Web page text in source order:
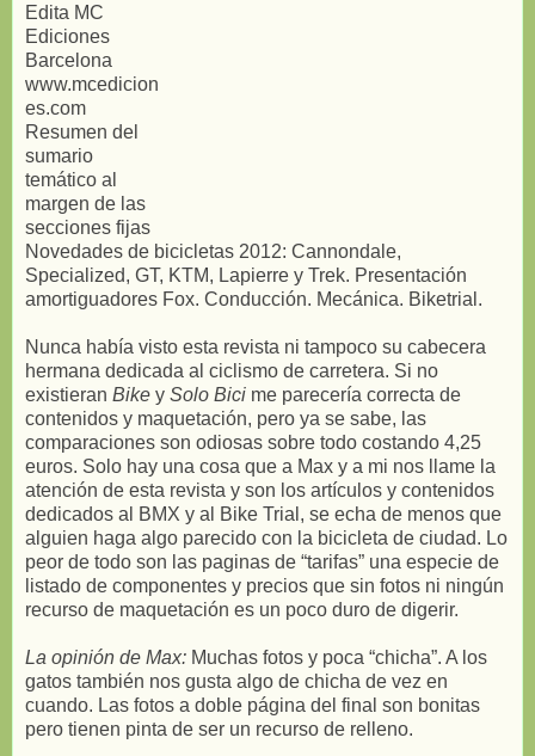
Edita MC
Ediciones
Barcelona
www.mcedicion
es.com
Resumen del
sumario
temático al
margen de las
secciones fijas
Novedades de bicicletas 2012: Cannondale,
Specialized, GT, KTM, Lapierre y Trek. Presentación
amortiguadores Fox. Conducción. Mecánica. Biketrial.
Nunca había visto esta revista ni tampoco su cabecera
hermana dedicada al ciclismo de carretera. Si no
existieran Bike y Solo Bici me parecería correcta de
contenidos y maquetación, pero ya se sabe, las
comparaciones son odiosas sobre todo costando 4,25
euros. Solo hay una cosa que a Max y a mi nos llame la
atención de esta revista y son los artículos y contenidos
dedicados al BMX y al Bike Trial, se echa de menos que
alguien haga algo parecido con la bicicleta de ciudad. Lo
peor de todo son las paginas de “tarifas” una especie de
listado de componentes y precios que sin fotos ni ningún
recurso de maquetación es un poco duro de digerir.
La opinión de Max: Muchas fotos y poca “chicha”. A los
gatos también nos gusta algo de chicha de vez en
cuando. Las fotos a doble página del final son bonitas
pero tienen pinta de ser un recurso de relleno.